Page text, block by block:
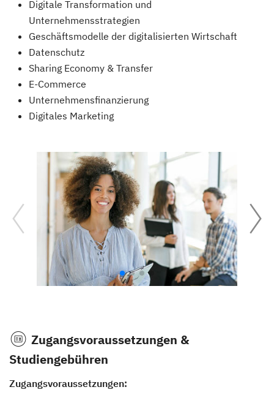
Digitale Transformation und
Unternehmensstrategien
Geschäftsmodelle der digitalisierten Wirtschaft
Datenschutz
Sharing Economy & Transfer
E-Commerce
Unternehmensfinanzierung
Digitales Marketing
Zugangsvoraussetzungen &
Studiengebühren
Zugangsvoraussetzungen: